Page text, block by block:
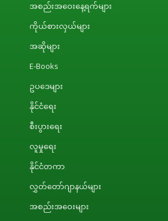
အစည်းအဝေးနေ့ရက်များ
ကိုယ်စားလှယ်များ
အဆိုများ
E-Books
ဥပဒေများ
နိုင်ငံရေး
စီးပွားရေး
လူမှုရေး
နိုင်ငံတကာ
လွှတ်တော်ဂျာနယ်များ
အစည်းအဝေးများ